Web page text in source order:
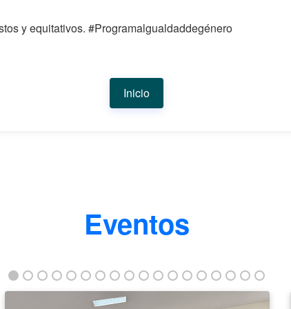
y equitativos. #Programalgualdaddegénero
Inicio
Eventos